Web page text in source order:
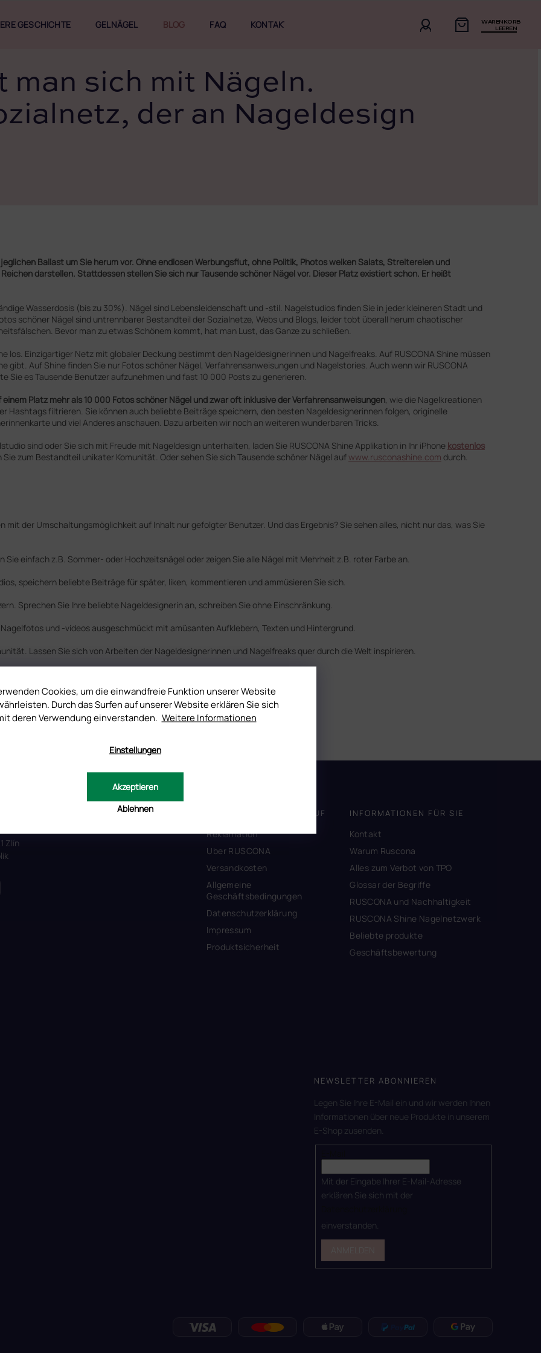
Cookies, um die einwandfreie Funktion unserer Website
Durch das Surfen auf unserer Website erklären Sie sich
deren Verwendung einverstanden. Weitere Informationen
Einstellungen
Ablehnen
Akzeptieren
WARENKORB
LEEREN
GESCHICHTE GELNÄGEL BLOG FAQ KONTAKT
man sich mit Nägeln.
der an Nageldesign
Ballast um Sie herum vor. Ohne endlosen Werbungsflut, ohne Politik, Photos welken Salats, Streitereien und
darstellen. Stattdessen stellen Sie sich nur Tausende schöner Nägel vor. Dieser Platz existiert schon. Er heißt
Wasserdosis (bis zu 30%). Nägel sind Lebensleidenschaft und -stil. Nagelstudios finden Sie in jeder kleineren Stadt und
schöner Nägel sind untrennbarer Bestandteil der Sozialnetze, Webs und Blogs, leider tobt überall herum chaotischer
Bevor man zu etwas Schönem kommt, hat man Lust, das Ganze zu schließen.
los. Einzigartiger Netz mit globaler Deckung bestimmt den Nageldesignerinnen und Nagelfreaks. Auf RUSCONA Shine müssen
gibt. Auf Shine finden Sie nur Fotos schöner Nägel, Verfahrensanweisungen und Nagelstories. Auch wenn wir RUSCONA
Sie es Tausende Benutzer aufzunehmen und fast 10 000 Posts zu generieren.
einem Platz mehr als 10 000 Fotos schöner Nägel und zwar oft inklusive der Verfahrensanweisungen, wie die Nagelkreationen
Hashtags filtrieren. Sie können auch beliebte Beiträge speichern, den besten Nageldesignerinnen folgen, originelle
und viel Anderes anschauen. Dazu arbeiten wir noch an weiteren wunderbaren Tricks.
sind oder Sie sich mit Freude mit Nageldesign unterhalten, laden Sie RUSCONA Shine Applikation in Ihr iPhone kostenlos
zum Bestandteil unikater Komunität. Oder sehen Sie sich Tausende schöner Nägel auf www.rusconashine.com durch.
der Umschaltungsmöglichkeit auf Inhalt nur gefolgter Benutzer. Und das Ergebnis? Sie sehen alles, nicht nur das, was Sie
einfach z.B. Sommer- oder Hochzeitsnägel oder zeigen Sie alle Nägel mit Mehrheit z.B. roter Farbe an.
speichern beliebte Beiträge für später, liken, kommentieren und ammüsieren Sie sich.
Sprechen Sie Ihre beliebte Nageldesignerin an, schreiben Sie ohne Einschränkung.
und -videos ausgeschmückt mit amüsanten Aufklebern, Texten und Hintergrund.
Lassen Sie sich von Arbeiten der Nageldesignerinnen und Nagelfreaks quer durch die Welt inspirieren.
Zlín
ALLES ÜBER DEN EINKAUF
Reklamation
Uber RUSCONA
Versandkosten
Allgemeine
Geschäftsbedingungen
Datenschutzerklärung
Impressum
Produktsicherheit
INFORMATIONEN FÜR SIE
Kontakt
Warum Ruscona
Alles zum Verbot von TPO
Glossar der Begriffe
RUSCONA und Nachhaltigkeit
RUSCONA Shine Nagelnetzwerk
Beliebte produkte
Geschäftsbewertung
NEWSLETTER ABONNIEREN
Legen Sie Ihre E-Mail ein und wir werden Ihnen
Informationen über neue Produkte in unserem
E-Shop zusenden.
Mit der Eingabe Ihrer E-Mail-Adresse
erklären Sie sich mit der
einverstanden.